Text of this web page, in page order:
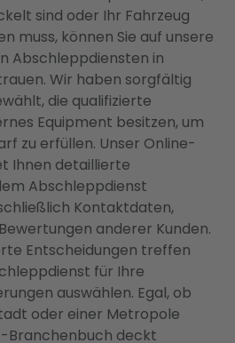
sind oder Ihr Fahrzeug
muss, können Sie auf unsere
Abschleppdiensten in
Wir haben sorgfältig
die qualifizierte
Equipment besitzen, um
zu erfüllen. Unser Online-
Ihnen detaillierte
Abschleppdienst
Kontaktdaten,
anderer Kunden.
Entscheidungen treffen
für Ihre
auswählen. Egal, ob
oder einer Metropole
Branchenbuch deckt